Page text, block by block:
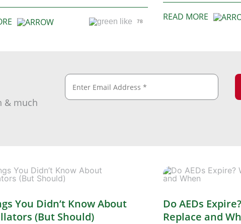
78 READ MORE
& much
You Didn’t Know About
(But Should)
Do AEDs
Replace and